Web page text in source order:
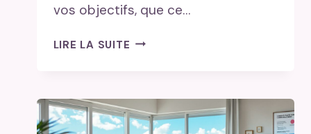
vos objectifs, que ce…
LIRE LA SUITE QU’EST-
COACHING
PERSONNALISÉ